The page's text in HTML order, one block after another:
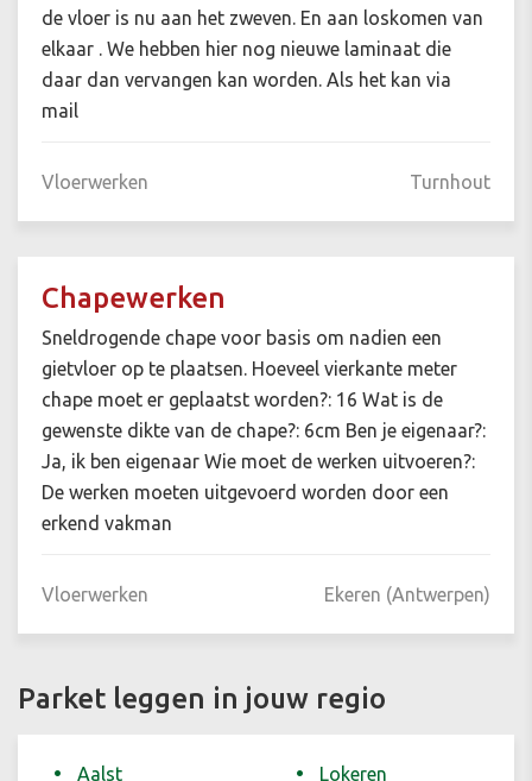
de vloer is nu aan het zweven. En aan loskomen van
elkaar . We hebben hier nog nieuwe laminaat die
daar dan vervangen kan worden. Als het kan via
mail
Vloerwerken Turnhout
Chapewerken
Sneldrogende chape voor basis om nadien een
gietvloer op te plaatsen. Hoeveel vierkante meter
chape moet er geplaatst worden?: 16 Wat is de
gewenste dikte van de chape?: 6cm Ben je eigenaar?:
Ja, ik ben eigenaar Wie moet de werken uitvoeren?:
De werken moeten uitgevoerd worden door een
erkend vakman
Vloerwerken Ekeren (Antwerpen)
Parket leggen in jouw regio
Aalst
Lokeren